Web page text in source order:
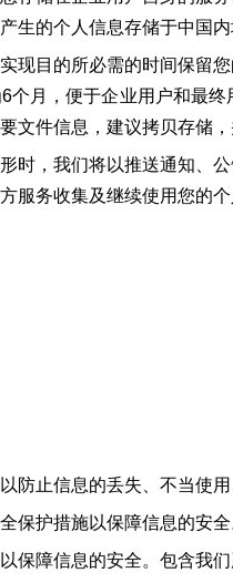
生的个人信息存储于中国内
现目的所必需的时间保留
个月，便于企业用户和最
文件信息，建议拷贝存储，
时，我们将以推送通知、
服务收集及继续使用您的个
防止信息的丢失、不当使用
保护措施以保障信息的安
保障信息的安全。包含我